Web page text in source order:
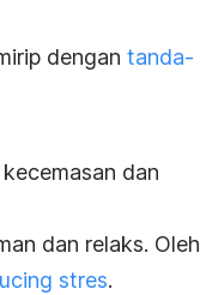
dengan tanda-
dan
dan relaks. Oleh
stres.